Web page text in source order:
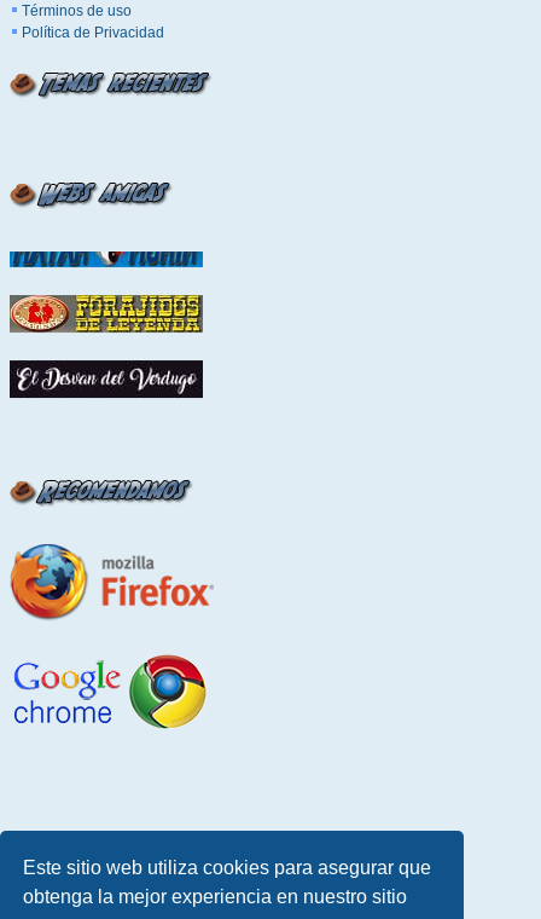
Este sitio web utiliza cookies para asegurar que
obtenga la mejor experiencia en nuestro sitio
Términos de uso
Política de Privacidad